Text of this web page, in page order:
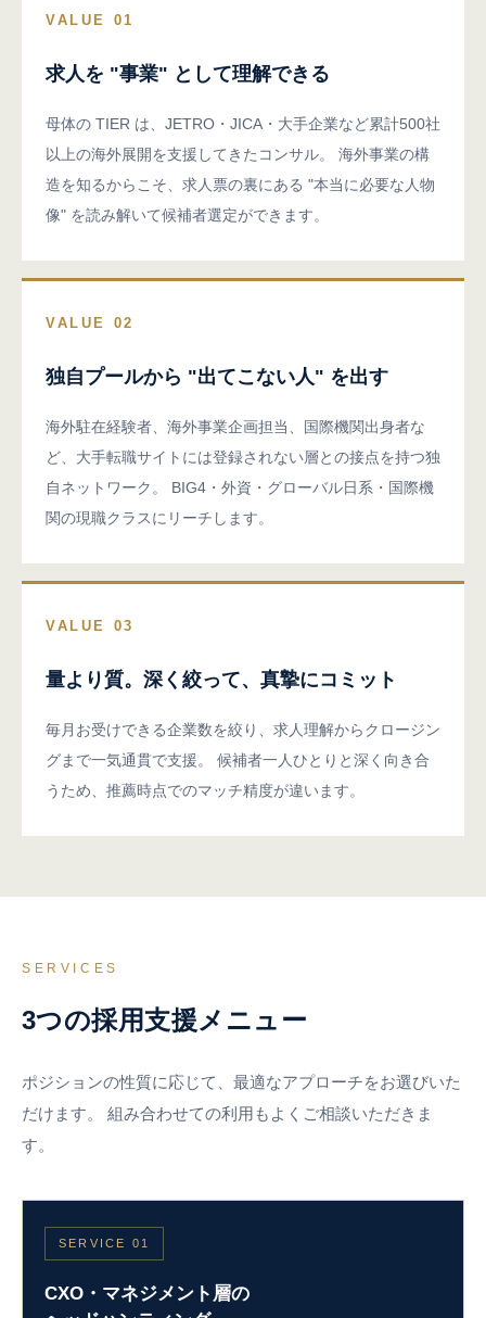
VALUE 01
求人を "事業" として理解できる
母体の TIER は、JETRO・JICA・大手企業など累計500社
以上の海外展開を支援してきたコンサル。 海外事業の構
造を知るからこそ、求人票の裏にある "本当に必要な人物
像" を読み解いて候補者選定ができます。
VALUE 02
独自プールから "出てこない人" を出す
海外駐在経験者、海外事業企画担当、国際機関出身者な
ど、大手転職サイトには登録されない層との接点を持つ独
自ネットワーク。 BIG4・外資・グローバル日系・国際機
関の現職クラスにリーチします。
VALUE 03
量より質。深く絞って、真摯にコミット
毎月お受けできる企業数を絞り、求人理解からクロージン
グまで一気通貫で支援。 候補者一人ひとりと深く向き合
うため、推薦時点でのマッチ精度が違います。
SERVICES
3つの採用支援メニュー
ポジションの性質に応じて、最適なアプローチをお選びいた
だけます。 組み合わせての利用もよくご相談いただきま
す。
SERVICE 01
CXO・マネジメント層の